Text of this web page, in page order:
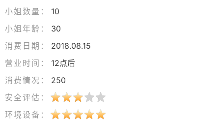
小姐数量：
10
小姐年龄：
30
消费日期：
2018.08.15
营业时间：
12点后
消费情况：
250
安全评估：
环境设备：